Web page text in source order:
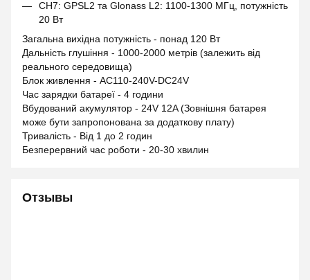
CH7: GPSL2 та Glonass L2: 1100-1300 МГц, потужність
20 Вт
Загальна вихідна потужність - понад 120 Вт
Дальність глушіння - 1000-2000 метрів (залежить від
реального середовища)
Блок живлення - AC110-240V-DC24V
Час зарядки батареї - 4 години
Вбудований акумулятор - 24V 12A (Зовнішня батарея
може бути запропонована за додаткову плату)
Тривалість - Від 1 до 2 годин
Безперервний час роботи - 20-30 хвилин
Отзывы